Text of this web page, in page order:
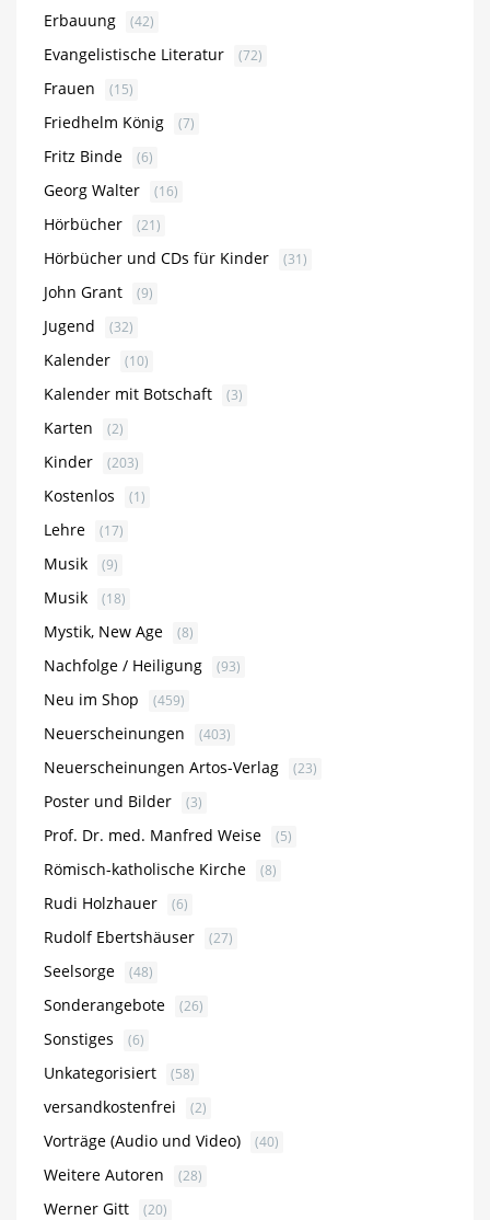
Erbauung (42)
Evangelistische Literatur (72)
Frauen (15)
Friedhelm König (7)
Fritz Binde (6)
Georg Walter (16)
Hörbücher (21)
Hörbücher und CDs für Kinder (31)
John Grant (9)
Jugend (32)
Kalender (10)
Kalender mit Botschaft (3)
Karten (2)
Kinder (203)
Kostenlos (1)
Lehre (17)
Musik (9)
Musik (18)
Mystik, New Age (8)
Nachfolge / Heiligung (93)
Neu im Shop (459)
Neuerscheinungen (403)
Neuerscheinungen Artos-Verlag (23)
Poster und Bilder (3)
Prof. Dr. med. Manfred Weise (5)
Römisch-katholische Kirche (8)
Rudi Holzhauer (6)
Rudolf Ebertshäuser (27)
Seelsorge (48)
Sonderangebote (26)
Sonstiges (6)
Unkategorisiert (58)
versandkostenfrei (2)
Vorträge (Audio und Video) (40)
Weitere Autoren (28)
Werner Gitt (20)